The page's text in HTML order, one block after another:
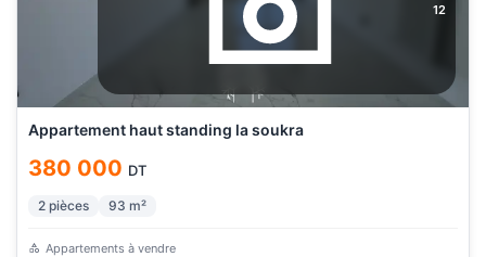
12
Appartement haut standing la soukra
380 000 DT
2 pièces 93 m²
Appartements à vendre